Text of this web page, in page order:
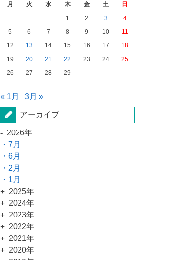
月
火 水 木 金 土
日
1
2 3
4
5
6 7 8 9 10
11
12
13 14 15 16 17
18
19
20 21 22 23 24
25
26
27 28 29
« 1月 3月 »
アーカイブ
2026年
7月
6月
2月
1月
2025年
2024年
2023年
2022年
2021年
2020年